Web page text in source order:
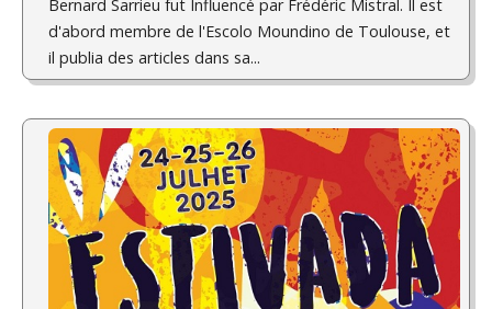
Bernard Sarrieu fut Influencé par Frédéric Mistral. Il est
d'abord membre de l'Escolo Moundino de Toulouse, et
il publia des articles dans sa...